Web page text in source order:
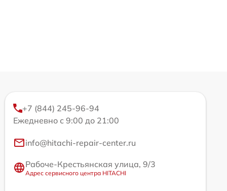
+7 (844) 245-96-94
Ежедневно с 9:00 до 21:00
info@hitachi-repair-center.ru
Рабоче-Крестьянская улица, 9/3
Адрес сервисного центра HITACHI